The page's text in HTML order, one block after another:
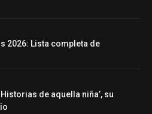
2026: Lista completa de
de aquella niña’, su